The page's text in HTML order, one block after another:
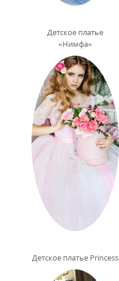
Детское платье
«Нимфа»
Детское платье Princess